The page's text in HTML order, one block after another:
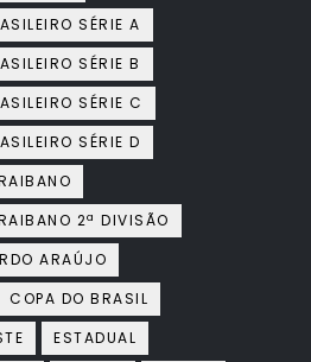
SÉRIE A
SÉRIE B
SÉRIE C
SÉRIE D
2ª DIVISÃO
ARAÚJO
COPA DO BRASIL
ESTADUAL